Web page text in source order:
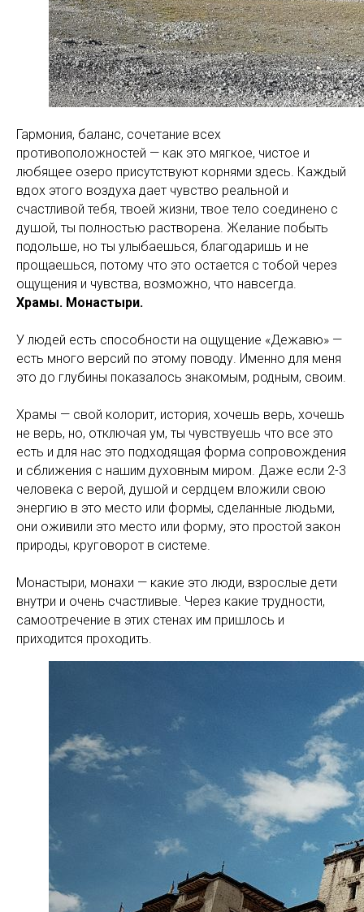
Гармония, баланс, сочетание всех
противоположностей — как это мягкое, чистое и
любящее озеро присутствуют корнями здесь. Каждый
вдох этого воздуха дает чувство реальной и
счастливой тебя, твоей жизни, твое тело соединено с
душой, ты полностью растворена. Желание побыть
подольше, но ты улыбаешься, благодаришь и не
прощаешься, потому что это остается с тобой через
ощущения и чувства, возможно, что навсегда.
Храмы. Монастыри.
У людей есть способности на ощущение «Дежавю» —
есть много версий по этому поводу. Именно для меня
это до глубины показалось знакомым, родным, своим.
Храмы — свой колорит, история, хочешь верь, хочешь
не верь, но, отключая ум, ты чувствуешь что все это
есть и для нас это подходящая форма сопровождения
и сближения с нашим духовным миром. Даже если 2-3
человека с верой, душой и сердцем вложили свою
энергию в это место или формы, сделанные людьми,
они оживили это место или форму, это простой закон
природы, круговорот в системе.
Монастыри, монахи — какие это люди, взрослые дети
внутри и очень счастливые. Через какие трудности,
самоотречение в этих стенах им пришлось и
приходится проходить.